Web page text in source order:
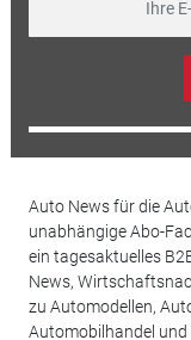
Auto News für die
unabhängige Abo-
ein tagesaktuelles
News,
zu Automodellen,
Automobilhandel